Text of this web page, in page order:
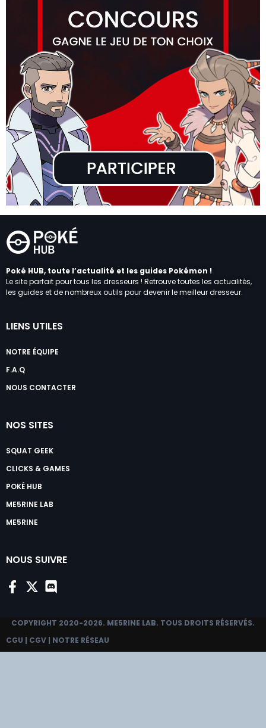
Poké HUB, toute l’actualité et les guides Pokémon !
Le site parfait pour tous les dresseurs ! Retrouve toutes les actualités,
les guides et de nombreux outils pour devenir le meilleur dresseur.
LIENS UTILES
NOTRE ÉQUIPE
F.A.Q
NOUS CONTACTER
NOS SITES
SQUAT GEEK
CLICKS & GAMES
POKÉ HUB
ME5RINE LAB
ME5RINE
NOUS SUIVRE
COPYRIGHT 2020-2026. ME5RINE LAB. TOUS DROITS RÉSERVÉS.
CGU | CGV | NOTRE RÉSEAU